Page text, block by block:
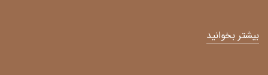
بیشتر بخوانید